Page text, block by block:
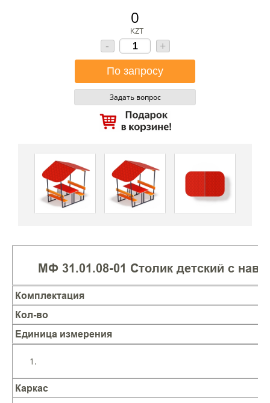
0
KZT
- +
Задать вопрос
МФ 31.01.08-01 Столик детский с
Комплектация
Кол-во
Единица измерения
Каркас